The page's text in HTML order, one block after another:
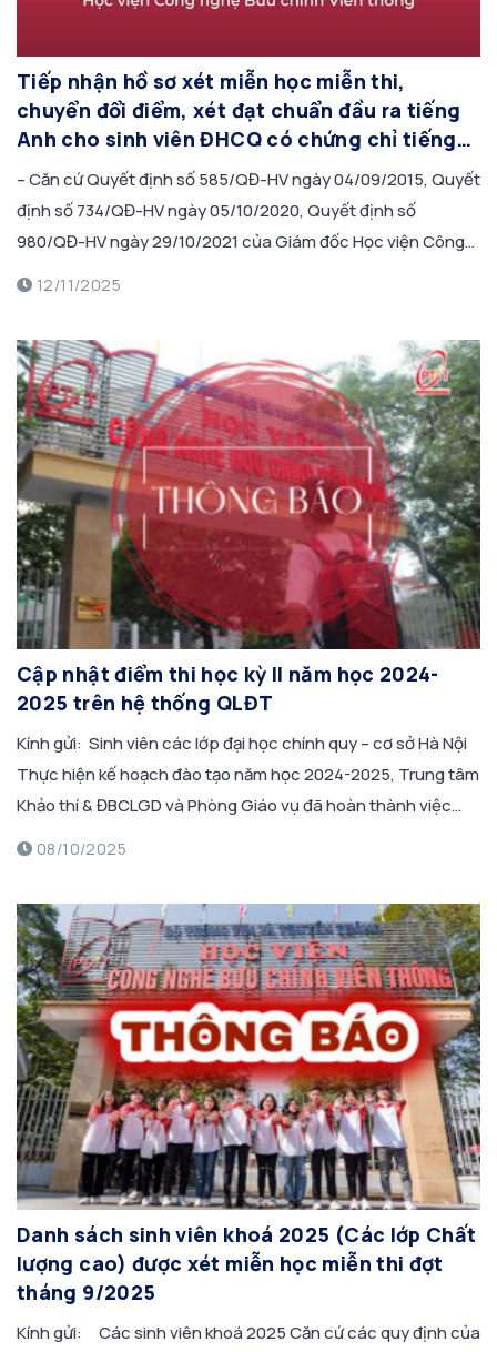
Tiếp nhận hồ sơ xét miễn học miễn thi,
chuyển đổi điểm, xét đạt chuẩn đầu ra tiếng
Anh cho sinh viên ĐHCQ có chứng chỉ tiếng
Anh quốc tế theo quy định, Học kỳ 2 năm học
2025-2026 (đợt tháng 11/2025)
– Căn cứ Quyết định số 585/QĐ-HV ngày 04/09/2015, Quyết
định số 734/QĐ-HV ngày 05/10/2020, Quyết định số
980/QĐ-HV ngày 29/10/2021 của Giám đốc Học viện Công
nghệ Bưu chính Viễn thông Quy định về Tổ chức đào tạo
thống tín chỉ […]
12/11/2025
Cập nhật điểm thi học kỳ II năm học 2024-
2025 trên hệ thống QLĐT
Kính gửi: Sinh viên các lớp đại học chính quy – cơ sở Hà Nội
Thực hiện kế hoạch đào tạo năm học 2024-2025, Trung tâm
Khảo thí & ĐBCLGD và Phòng Giáo vụ đã hoàn thành việc
cập nhật điểm học kỳ II năm học 2024-2025 các khóa 2020,
08/10/2025
Danh sách sinh viên khoá 2025 (Các lớp Chất
lượng cao) được xét miễn học miễn thi đợt
tháng 9/2025
Kính gửi: Các sinh viên khoá 2025 Căn cứ các quy định của